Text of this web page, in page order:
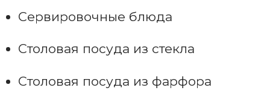
Сервировочные блюда
Столовая посуда из стекла
Столовая посуда из фарфора